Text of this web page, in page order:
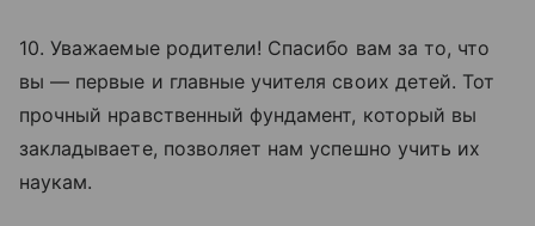
10. Уважаемые родители! Спасибо вам за то, что
вы — первые и главные учителя своих детей. Тот
прочный нравственный фундамент, который вы
закладываете, позволяет нам успешно учить их
наукам.